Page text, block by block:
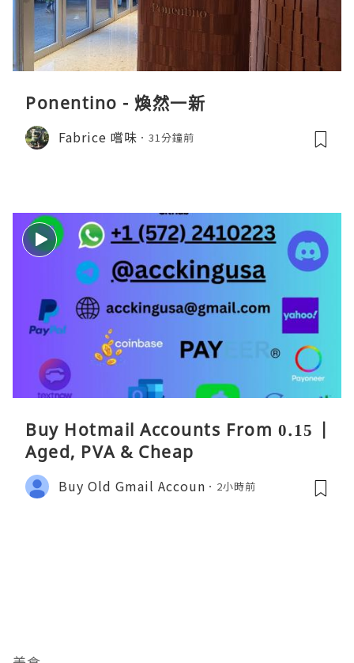
Ponentino - 煥然一新
Fabrice 嚐味 31分鐘前
Buy Hotmail Accounts From 0.15 |
Aged, PVA & Cheap
Buy Old Gmail Accoun 2小時前